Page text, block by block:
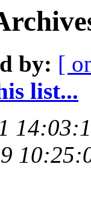
by: [
list...